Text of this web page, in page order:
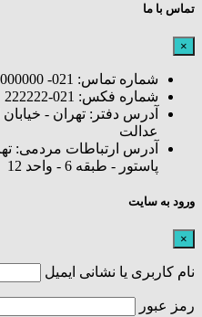
تماس با ما
×
شماره تماس: 021- 000000
شماره فکس: 021-222222
آدرس دفتر: تهران -
عدالت
آدرس ارتباطات مردمی:
پاستور - طبقه 6 - واحد 12
ورود به سایت
×
نام کاربری یا نشانی ایمیل
رمز عبور